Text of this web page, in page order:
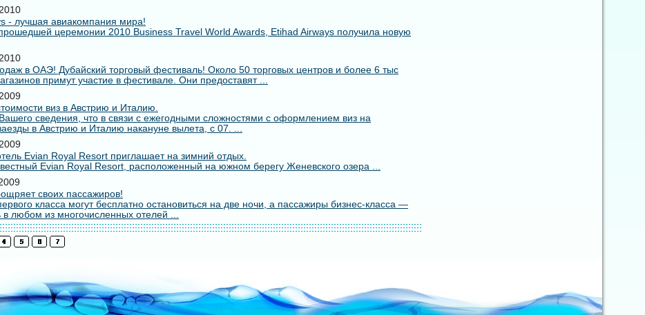
- лучшая авиакомпания мира!
церемонии 2010 Business Travel World Awards, Etihad Airways получила новую
в ОАЭ! Дубайский торговый фестиваль! Около 50 торговых центров и более 6 тыс
примут участие в фестивале. Они предоставят ...
виз в Австрию и Италию.
сведения, что в связи с ежегодными сложностями с оформлением виз на
в Австрию и Италию накануне вылета, с 07. ...
Evian Royal Resort приглашает на зимний отдых.
Evian Royal Resort, расположенный на южном берегу Женевского озера ...
своих пассажиров!
класса могут бесплатно остановиться на две ночи, а пассажиры бизнес-класса —
в любом из многочисленных отелей ...